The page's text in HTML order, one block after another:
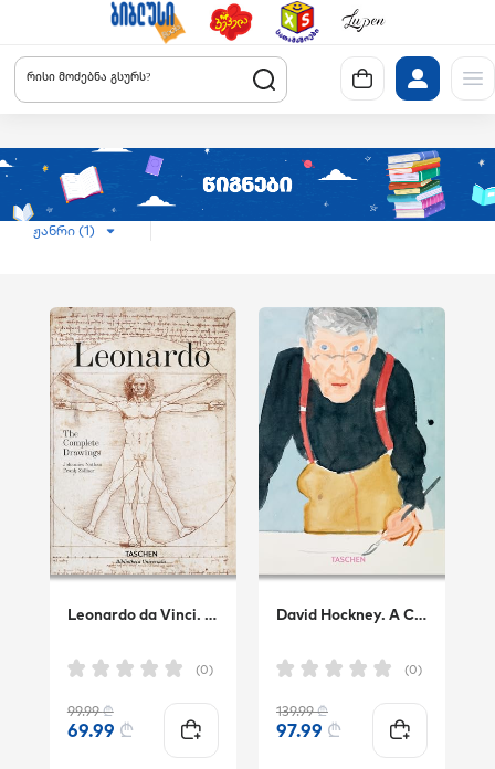
რისი მოძებნა გსურს?
ჟანრი (1)
Leonardo da Vinci. The Graphic Wo
(0)
99.99₾
69.99 ₾
David Hockney. A Chronology.
(0)
139.99₾
97.99 ₾